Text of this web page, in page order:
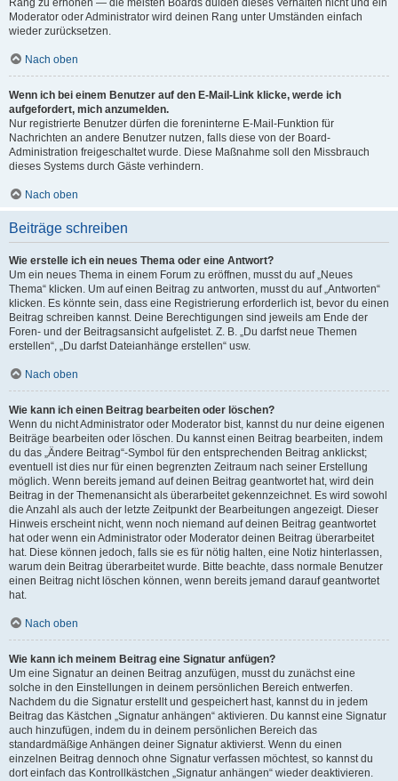
Rang zu erhöhen — die meisten Boards dulden dieses Verhalten nicht und ein
Moderator oder Administrator wird deinen Rang unter Umständen einfach
wieder zurücksetzen.
Nach oben
Wenn ich bei einem Benutzer auf den E-Mail-Link klicke, werde ich
aufgefordert, mich anzumelden.
Nur registrierte Benutzer dürfen die foreninterne E-Mail-Funktion für
Nachrichten an andere Benutzer nutzen, falls diese von der Board-
Administration freigeschaltet wurde. Diese Maßnahme soll den Missbrauch
dieses Systems durch Gäste verhindern.
Nach oben
Beiträge schreiben
Wie erstelle ich ein neues Thema oder eine Antwort?
Um ein neues Thema in einem Forum zu eröffnen, musst du auf „Neues
Thema“ klicken. Um auf einen Beitrag zu antworten, musst du auf „Antworten“
klicken. Es könnte sein, dass eine Registrierung erforderlich ist, bevor du einen
Beitrag schreiben kannst. Deine Berechtigungen sind jeweils am Ende der
Foren- und der Beitragsansicht aufgelistet. Z. B. „Du darfst neue Themen
erstellen“, „Du darfst Dateianhänge erstellen“ usw.
Nach oben
Wie kann ich einen Beitrag bearbeiten oder löschen?
Wenn du nicht Administrator oder Moderator bist, kannst du nur deine eigenen
Beiträge bearbeiten oder löschen. Du kannst einen Beitrag bearbeiten, indem
du das „Ändere Beitrag“-Symbol für den entsprechenden Beitrag anklickst;
eventuell ist dies nur für einen begrenzten Zeitraum nach seiner Erstellung
möglich. Wenn bereits jemand auf deinen Beitrag geantwortet hat, wird dein
Beitrag in der Themenansicht als überarbeitet gekennzeichnet. Es wird sowohl
die Anzahl als auch der letzte Zeitpunkt der Bearbeitungen angezeigt. Dieser
Hinweis erscheint nicht, wenn noch niemand auf deinen Beitrag geantwortet
hat oder wenn ein Administrator oder Moderator deinen Beitrag überarbeitet
hat. Diese können jedoch, falls sie es für nötig halten, eine Notiz hinterlassen,
warum dein Beitrag überarbeitet wurde. Bitte beachte, dass normale Benutzer
einen Beitrag nicht löschen können, wenn bereits jemand darauf geantwortet
hat.
Nach oben
Wie kann ich meinem Beitrag eine Signatur anfügen?
Um eine Signatur an deinen Beitrag anzufügen, musst du zunächst eine
solche in den Einstellungen in deinem persönlichen Bereich entwerfen.
Nachdem du die Signatur erstellt und gespeichert hast, kannst du in jedem
Beitrag das Kästchen „Signatur anhängen“ aktivieren. Du kannst eine Signatur
auch hinzufügen, indem du in deinem persönlichen Bereich das
standardmäßige Anhängen deiner Signatur aktivierst. Wenn du einen
einzelnen Beitrag dennoch ohne Signatur verfassen möchtest, so kannst du
dort einfach das Kontrollkästchen „Signatur anhängen“ wieder deaktivieren.